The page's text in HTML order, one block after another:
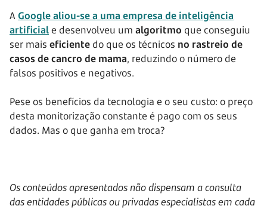
AGoogle aliou-se a uma empresa de inteligência
artificiale desenvolveu um algoritmo que conseguiu
ser mais eficiente do que os técnicos no rastreio de
casos de cancro de mama, reduzindo o número de
falsos positivos e negativos.
Pese os benefícios da tecnologia e o seu custo: o preço
desta monitorização constante é pago com os seus
dados. Mas o que ganha em troca?
Os conteúdos apresentados não dispensam a consulta
das entidades públicas ou privadas especialistas em cada